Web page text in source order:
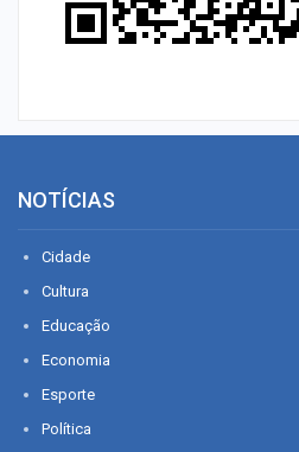
NOTÍCIAS
Cidade
Cultura
Educação
Economia
Esporte
Política